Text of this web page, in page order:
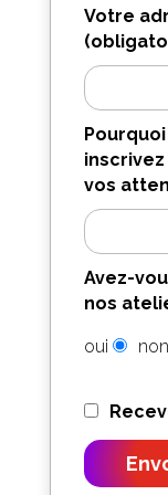
Votre
vos
Avez-
nos
oui non